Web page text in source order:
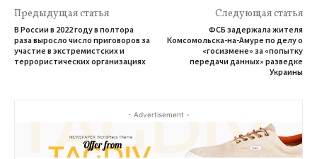
Предыдущая статья
В России в 2022 году в полтора
раза выросло число приговоров за
участие в экстремистских и
террористических организациях
Следующая статья
ФСБ задержала жителя
Комсомольска-на-Амуре по делу о
«госизмене» за «попытку
передачи данных» разведке
Украины
- Advertisement -